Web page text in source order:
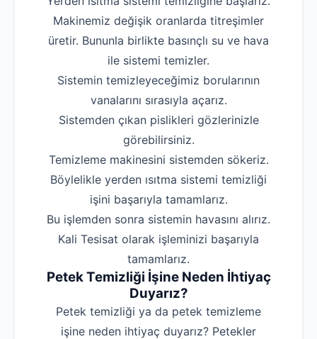
Makinemiz değişik oranlarda titreşimler
üretir. Bununla birlikte basınçlı su ve hava
ile sistemi temizler.
Sistemin temizleyeceğimiz borularının
vanalarını sırasıyla açarız.
Sistemden çıkan pislikleri gözlerinizle
görebilirsiniz.
Temizleme makinesini sistemden sökeriz.
Böylelikle yerden ısıtma sistemi temizliği
işini başarıyla tamamlarız.
Bu işlemden sonra sistemin havasını alırız.
Kali Tesisat olarak işleminizi başarıyla
tamamlarız.
Petek Temizliği İşine Neden İhtiyaç
Duyarız?
Petek temizliği ya da petek temizleme
işine neden ihtiyaç duyarız? Petekler